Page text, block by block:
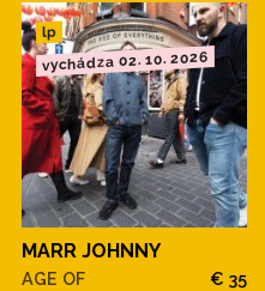
lp
vychádza 02. 10. 2026
MARR JOHNNY
AGE OF
€ 35